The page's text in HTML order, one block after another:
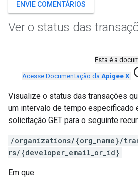
ENVIE COMENTÁRIOS
Ver o status das
Esta é a
Acesse Documentação da Apigee X.
Visualize o status das transações
um intervalo de tempo especificado
solicitação GET para o seguinte
/organizations/{org_name}/
rs/{developer_email_or_id}
Em que: